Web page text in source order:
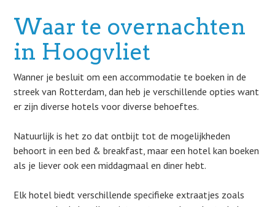
Waar te overnachten
in Hoogvliet
Wanner je besluit om een accommodatie te boeken in de
streek van Rotterdam, dan heb je verschillende opties want
er zijn diverse hotels voor diverse behoeftes.
Natuurlijk is het zo dat ontbijt tot de mogelijkheden
behoort in een bed & breakfast, maar een hotel kan boeken
als je liever ook een middagmaal en diner hebt.
Elk hotel biedt verschillende specifieke extraatjes zoals